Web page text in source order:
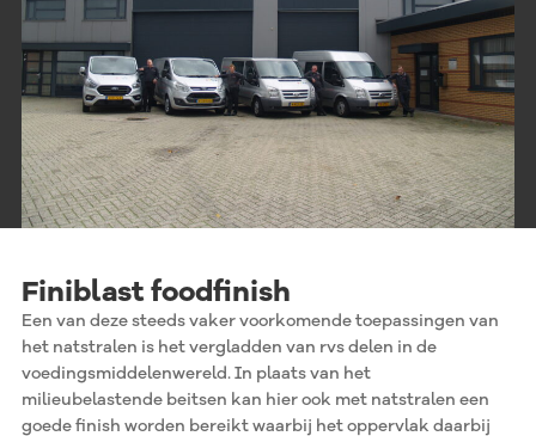
Finiblast foodfinish
Een van deze steeds vaker voorkomende toepassingen van
het natstralen is het vergladden van rvs delen in de
voedingsmiddelenwereld. In plaats van het
milieubelastende beitsen kan hier ook met natstralen een
goede finish worden bereikt waarbij het oppervlak daarbij